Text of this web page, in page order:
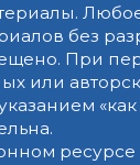
без
При
или